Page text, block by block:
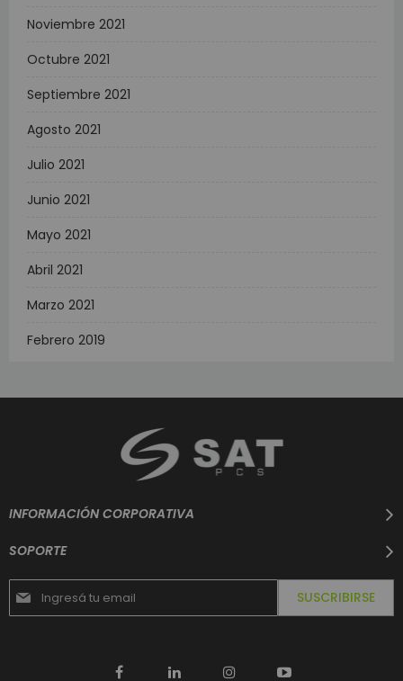
Noviembre 2021
Octubre 2021
Septiembre 2021
Agosto 2021
Julio 2021
Junio 2021
Mayo 2021
Abril 2021
Marzo 2021
Febrero 2019
INFORMACIÓN CORPORATIVA
SOPORTE
Suscríbase
al
boletín
SUSCRIBIRSE